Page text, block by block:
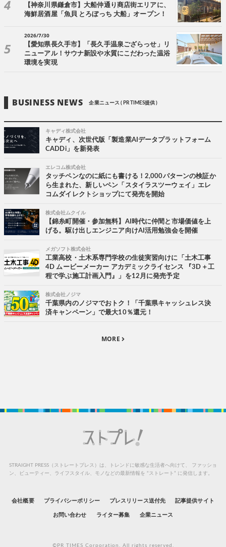
【神奈川県鎌倉市】大船仲通り商店街エリアに、
海鮮居酒屋「魚貝 とろぼっち 大船」オープン！
2026/7/30
【愛知県長久手市】「長久手温泉ござらっせ」リ
ニューアル！サウナ新設や水質にこだわった温浴
環境を実現
BUSINESS NEWS 企業ニュース ( PR TIMES提供 )
キャディ株式会社
キャディ、次世代版「製造業AIデータプラットフォーム
CADDi」を新発表
エレコム株式会社
タッチペンなのに紙にも書ける！2,000パターンの検証か
ら生まれた、新しいペン「スタイラスツーウェイ」エレ
コムダイレクトショップにて発売を開始
株式会社ムクイル
【錦糸町開催・参加無料】AI時代に仲間と市場価値を上
げる。駆け出しエンジニア向けAI活用勉強会を開催
メガソフト株式会社
工業高校・土木系専門学校の生徒実習向けに「土木工事
4D ムービーメーカー アカデミックライセンス 『3D＋工
程で学ぶ施工計画入門』」を12月に発売予定
株式会社ノジマ
千葉県内のノジマでおトク！「千葉県キャッシュレス決
済キャンペーン」で最大10％還元！
MORE
STRAIGHT PRESS（ストレートプレス）は、トレンドに敏感な生活者へ向けて、
ファッショ
ン、ビューティー、ライフスタイル、モノなどの最新情報を “ストレート” に発信します。
会社概要 プライバシーポリシー プレスリリース送付先 記事提供サイト
お問い合わせ ライター募集 企業ニュース
©PR TIMES Corporation. All rights reserved.